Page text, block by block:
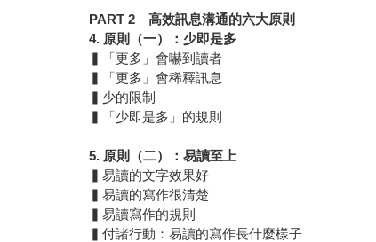
PART 2
高效訊息溝通的六大原則
4. 原則（一）：少即是多
▍「更多」會嚇到讀者
▍「更多」會稀釋訊息
▍少的限制
▍「少即是多」的規則
5. 原則（二）：易讀至上
▍易讀的文字效果好
▍易讀的寫作很清楚
▍易讀寫作的規則
▍付諸行動：易讀的寫作長什麼樣子